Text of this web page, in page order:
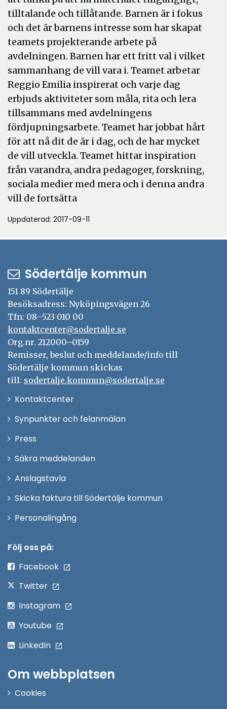
tilltalande och tillåtande. Barnen är i fokus
och det är barnens intresse som har skapat
teamets projekterande arbete på
avdelningen. Barnen har ett fritt val i vilket
sammanhang de vill vara i. Teamet arbetar
Reggio Emilia inspirerat och varje dag
erbjuds aktiviteter som måla, rita och lera
tillsammans med avdelningens
fördjupningsarbete. Teamet har jobbat hårt
för att nå dit de är i dag, och de har mycket
de vill utveckla. Teamet hittar inspiration
från varandra, andra pedagoger, forskning,
sociala medier med mera och i denna andra
vill de fortsätta
Uppdaterad: 2017-09-11
Södertälje kommun
151 89 Södertälje
Besöksadress: Nyköpingsvägen 26
Tfn: 08–523 010 00
kontaktcenter@sodertalje.se
Org.nr. 212000–0159
Remisser, beslut och meddelande/info till
Södertälje kommun skickas
till: sodertalje.kommun@sodertalje.se
KontaktcenterÖppna
Synpunkter och felanmälan
Press
fönster
Säkra meddelanden
Anslagstavla
Skicka faktura till Södertälje kommun
PersonalingångÖppna
Följ oss på:
Facebook
Twitter
Instagram
Youtube
LinkedIn
Om webbplatsen
Cookies